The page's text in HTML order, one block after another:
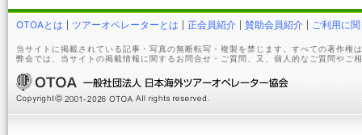
OTOAとは ツアーオペレーターとは 正会員紹介 賛助会員紹介 ご利用に
当サイトに掲載されている記事・写真の無断転写・複製を禁じます。すべての著作権
弊会では、当サイトの掲載情報に関するお問合せ・ご質問、又、個人的なご質問やご